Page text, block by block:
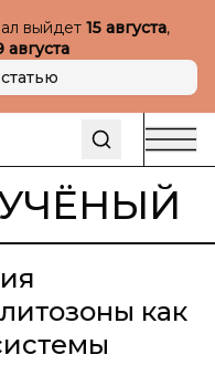
выйдет 15 августа,
августа
как